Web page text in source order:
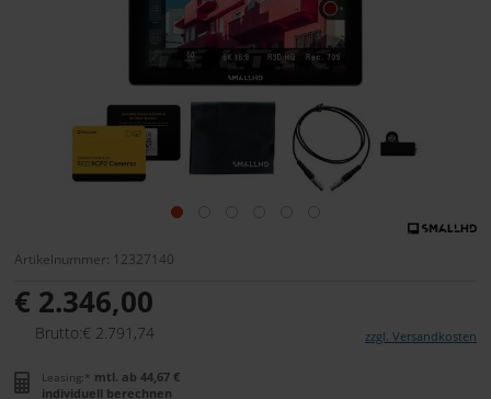
Artikelnummer: 12327140
€ 2.346,00
Brutto:€ 2.791,74 zzgl. Versandkosten
Leasing:* mtl. ab 44,67 €
individuell berechnen